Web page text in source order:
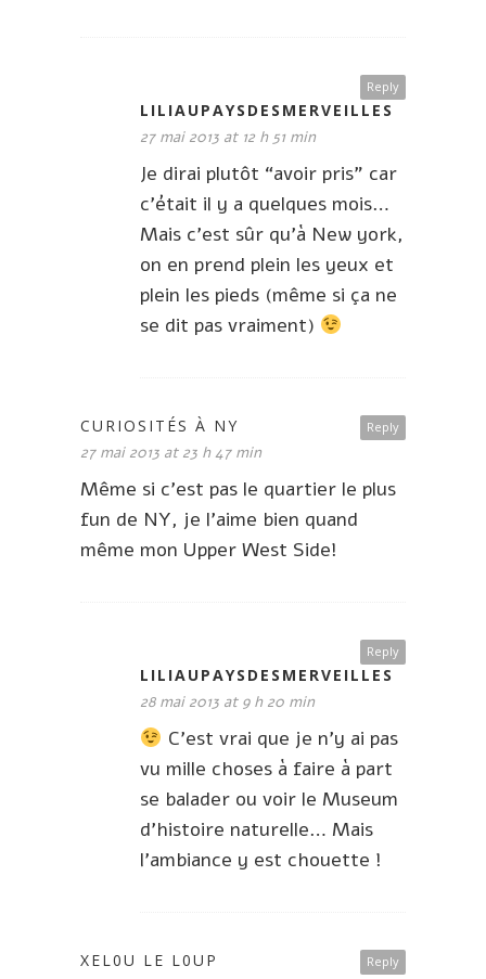
Reply
LILIAUPAYSDESMERVEILLES
27 mai 2013 at 12 h 51 min
Je dirai plutôt “avoir pris” car
c’était il y a quelques mois…
Mais c’est sûr qu’à New york,
on en prend plein les yeux et
plein les pieds (même si ça ne
se dit pas vraiment)
Reply
CURIOSITÉS À NY
27 mai 2013 at 23 h 47 min
Même si c’est pas le quartier le plus
fun de NY, je l’aime bien quand
même mon Upper West Side!
Reply
LILIAUPAYSDESMERVEILLES
28 mai 2013 at 9 h 20 min
C’est vrai que je n’y ai pas
vu mille choses à faire à part
se balader ou voir le Museum
d’histoire naturelle… Mais
l’ambiance y est chouette !
Reply
XEL0U LE L0UP